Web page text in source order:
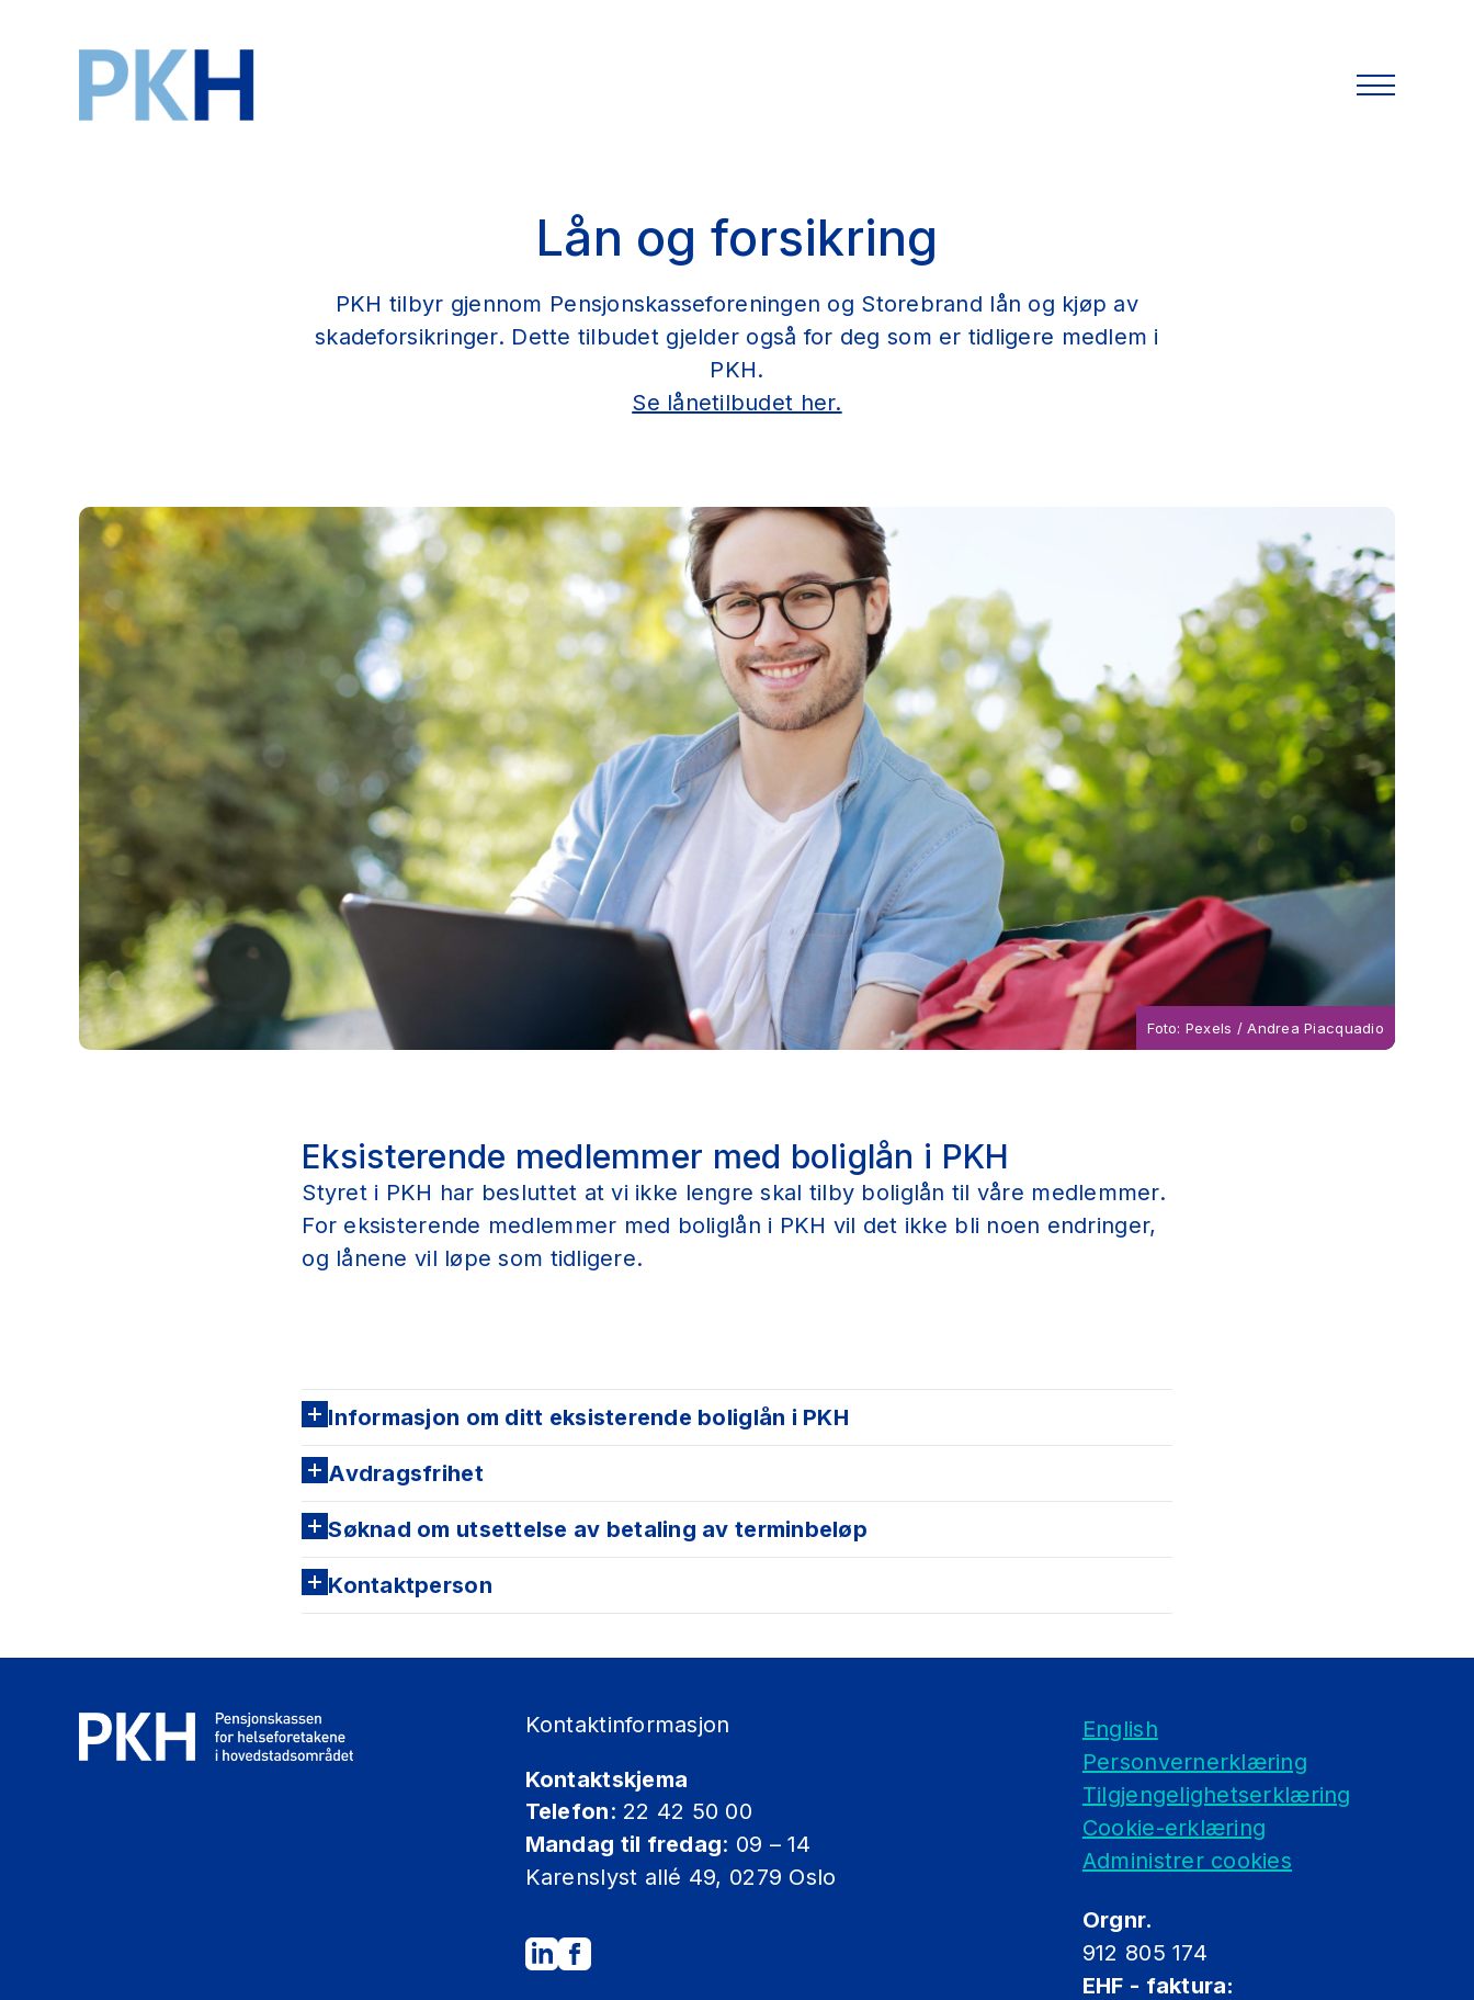
Lån og forsikring
PKH tilbyr gjennom Pensjonskasseforeningen og Storebrand lån og kjøp av
skadeforsikringer. Dette tilbudet gjelder også for deg som er tidligere medlem i
PKH.
Se lånetilbudet her.
Foto: Pexels / Andrea Piacquadio
Eksisterende medlemmer med boliglån i PKH
Styret i PKH har besluttet at vi ikke lengre skal tilby boliglån til våre medlemmer.
For eksisterende medlemmer med boliglån i PKH vil det ikke bli noen endringer,
og lånene vil løpe som tidligere.
Informasjon om ditt eksisterende boliglån i PKH
Avdragsfrihet
Søknad om utsettelse av betaling av terminbeløp
Det kan søkes om betalingsutsettelse maksimalt 2 ganger pr låneforhold.
Ny frist for innbetaling av terminbeløp
Kontaktperson
Kontaktinformasjon
Kontaktskjema
Telefon: 22 42 50 00
Mandag til fredag: 09 – 14
Karenslyst allé 49, 0279 Oslo
English
Personvernerklæring
Tilgjengelighetserklæring
Cookie-erklæring
Administrer cookies
Orgnr.
912 805 174
EHF - faktura: